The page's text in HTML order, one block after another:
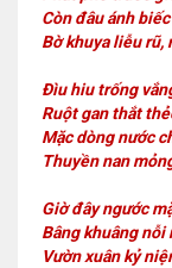
Còn đâu ánh
Bờ khuya liễu rũ,
Đìu hiu trống
Ruột gan thắt
Mặc dòng nước
Thuyền nan
Giờ đây ngước
Bâng khuâng nỗi
Vườn xuân kỷ